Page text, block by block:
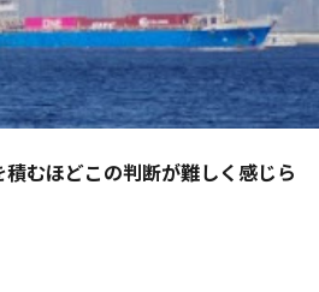
積むほどこの判断が難しく感じら